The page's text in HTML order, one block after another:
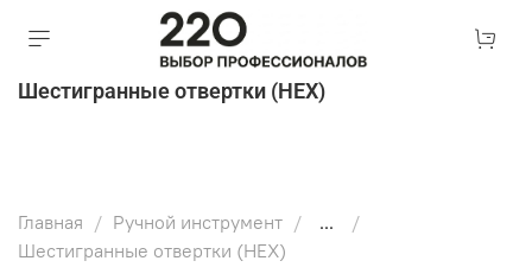
Шестигранные отвертки (HEX)
Главная Ручной инструмент
...
Шестигранные отвертки (HEX)